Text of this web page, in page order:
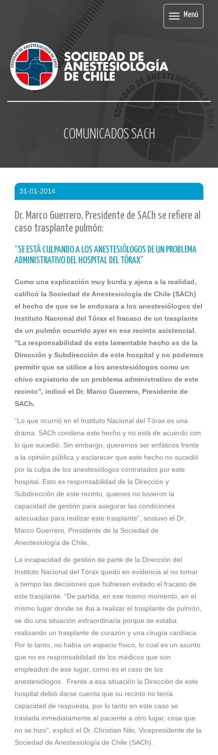
Menú
Menú
COMUNICADOS SACH
31-01-2014
Dr. Marco Guerrero, Presidente de SACh se refiere al
caso trasplante pulmón:
“SE ESTÁ CULPANDO A LOS ANESTESIÓLOGOS DE UN PROBLEMA
ADMINISTRATIVO DEL HOSPITAL DEL TÓRAX”
Como una explicación muy burda y ajena a la realidad,
calificó la Sociedad de Anestesiología de Chile (SACh)
el hecho de que se le endosara a los anestesiólogos del
Instituto Nacional del Tórax el fracaso de un trasplante
de un pulmón ocurrido ayer en ese recinto asistencial.
“La responsabilidad de este lamentable hecho es de la
Dirección y Subdirección de este hospital y no podemos
permitir que se utilice a los anestesiólogos como un
chivo expiatorio de un problema administrativo de este
recinto”, indicó el Dr. Marco Guerrero, Presidente de
SACh.
“Lo que ocurrió en el Instituto Nacional del Tórax es una
drama. SACh condena este hecho y no está de acuerdo con
lo que sucedió. Sin embargo, queremos ser enfáticos frente
a la opinión pública y esclarecer que este hecho no sucedió
por la culpa de los anestesiólogos contratados por este
hospital. Esto es responsabilidad de la Dirección y
Subdirección de este recinto, quienes no tuvieron la
capacidad de gestión para asegurar las condiciones
adecuadas para realizar este trasplante”, sostuvo el Dr.
Marco Guerrero, Presidente de la Sociedad de
Anestesiología de Chile.
La incapacidad de gestión de parte de la Dirección del
Instituto Nacional del Tórax quedó en evidencia al no tomar
a tiempo las decisiones que hubiesen evitado el fracaso de
este trasplante. “De partida, en ese mismo momento, en el
mismo lugar donde se iba a realizar el trasplante de pulmón,
se dio una situación extraordinaria porque se estaba
realizando un trasplante de corazón y una cirugía cardíaca.
Por lo tanto, no había un espacio físico, lo cual es un asunto
que no es responsabilidad de los médicos que son
empleados de ese lugar, como es el caso de los
anestesiólogos. Frente a esa situación la Dirección de este
hospital debió darse cuenta que su recinto no tenía
capacidad de respuesta, por lo tanto en este caso se
traslada inmediatamente al paciente a otro lugar, cosa que
no se hizo”, explicó el Dr. Christian Nilo, Vicepresidente de la
Sociedad de Anestesiología de Chile (SACh).